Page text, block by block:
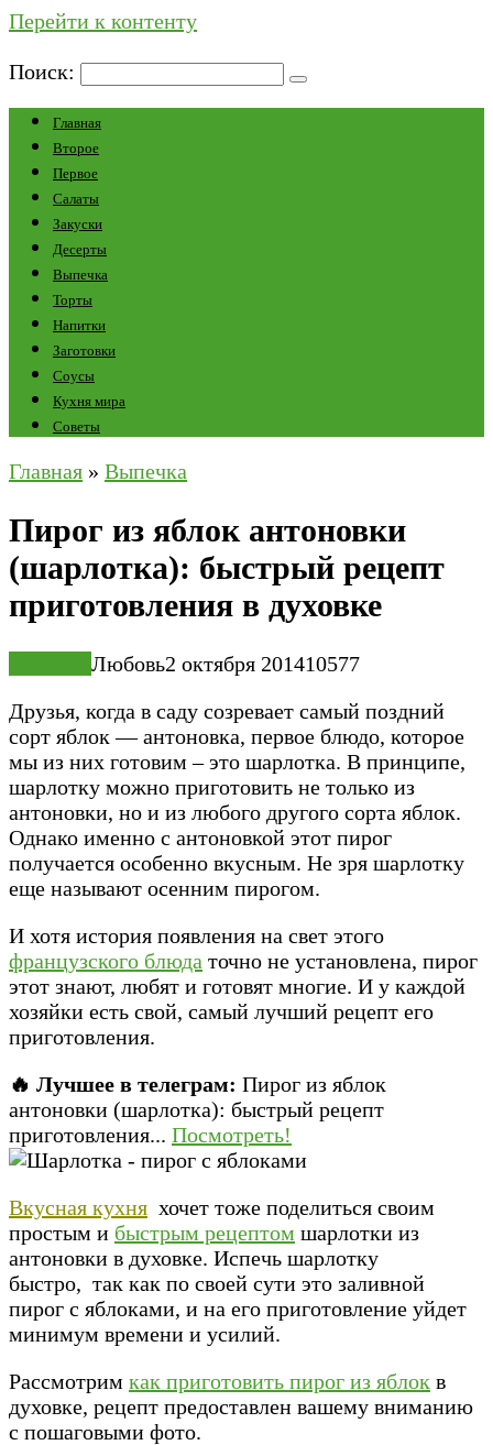
Перейти к контенту
Поиск:
Главная
Второе
Первое
Салаты
Закуски
Десерты
Выпечка
Торты
Напитки
Заготовки
Соусы
Кухня мира
Советы
Главная » Выпечка
Пирог из яблок антоновки
(шарлотка): быстрый рецепт
приготовления в духовке
Любовь2 октября 201410577
Друзья, когда в саду созревает самый поздний
сорт яблок — антоновка, первое блюдо, которое
мы из них готовим – это шарлотка. В принципе,
шарлотку можно приготовить не только из
антоновки, но и из любого другого сорта яблок.
Однако именно с антоновкой этот пирог
получается особенно вкусным. Не зря шарлотку
еще называют осенним пирогом.
И хотя история появления на свет этого
французского блюда точно не установлена, пирог
этот знают, любят и готовят многие. И у каждой
хозяйки есть свой, самый лучший рецепт его
приготовления.
🔥 Лучшее в телеграм: Пирог из яблок
антоновки (шарлотка): быстрый рецепт
приготовления... Посмотреть!
Вкусная кухня хочет тоже поделиться своим
простым и быстрым рецептом шарлотки из
антоновки в духовке. Испечь шарлотку
быстро, так как по своей сути это заливной
пирог с яблоками, и на его приготовление уйдет
минимум времени и усилий.
Рассмотрим как приготовить пирог из яблок в
духовке, рецепт предоставлен вашему вниманию
с пошаговыми фото.